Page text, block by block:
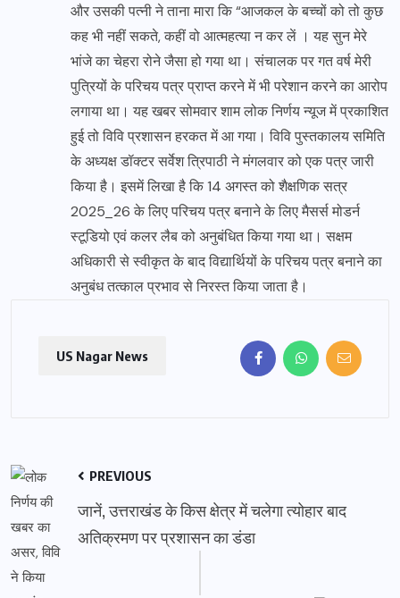
और उसकी पत्नी ने ताना मारा कि “आजकल के बच्चों को तो कुछ
कह भी नहीं सकते, कहीं वो आत्महत्या न कर लें । यह सुन मेरे
भांजे का चेहरा रोने जैसा हो गया था। संचालक पर गत वर्ष मेरी
पुत्रियों के परिचय पत्र प्राप्त करने में भी परेशान करने का आरोप
लगाया था। यह खबर सोमवार शाम लोक निर्णय न्यूज में प्रकाशित
हुई तो विवि प्रशासन हरकत में आ गया। विवि पुस्तकालय समिति
के अध्यक्ष डॉक्टर सर्वेश त्रिपाठी ने मंगलवार को एक पत्र जारी
किया है। इसमें लिखा है कि 14 अगस्त को शैक्षणिक सत्र
2025_26 के लिए परिचय पत्र बनाने के लिए मैसर्स मोडर्न
स्टूडियो एवं कलर लैब को अनुबंधित किया गया था। सक्षम
अधिकारी से स्वीकृत के बाद विद्यार्थियों के परिचय पत्र बनाने का
अनुबंध तत्काल प्रभाव से निरस्त किया जाता है।
US Nagar News
PREVIOUS
जानें, उत्तराखंड के किस क्षेत्र में चलेगा त्योहार बाद
अतिक्रमण पर प्रशासन का डंडा